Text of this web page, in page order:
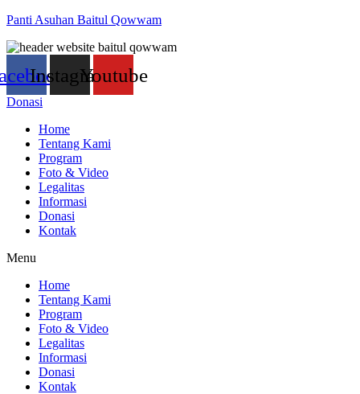
Panti Asuhan Baitul Qowwam
InstagramYoutube
Donasi
Home
Tentang Kami
Program
Foto & Video
Legalitas
Informasi
Donasi
Kontak
Menu
Home
Tentang Kami
Program
Foto & Video
Legalitas
Informasi
Donasi
Kontak